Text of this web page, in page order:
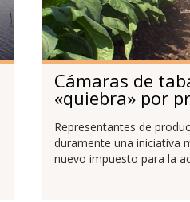
Cámaras de
«quiebra» por
Representantes de
duramente una iniciativa
nuevo impuesto para la